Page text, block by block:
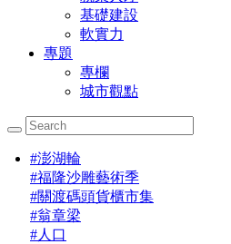
基礎建設
軟實力
專題
專欄
城市觀點
#澎湖輪
#福隆沙雕藝術季
#關渡碼頭貨櫃市集
#翁章梁
#人口